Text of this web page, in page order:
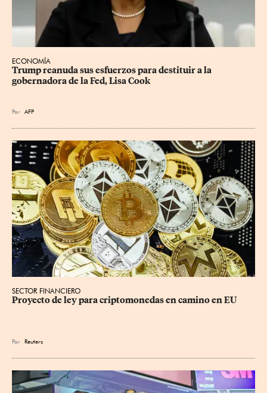
ECONOMÍA
Trump reanuda sus esfuerzos para destituir a la
gobernadora de la Fed, Lisa Cook
Por AFP
SECTOR FINANCIERO
Proyecto de ley para criptomonedas en camino en EU
Por Reuters